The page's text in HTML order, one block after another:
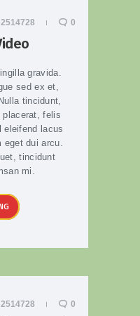
0
gravida.
sed ex et,
tincidunt,
placerat, felis
eleifend lacus
eget dui arcu.
tincidunt
mi.
0